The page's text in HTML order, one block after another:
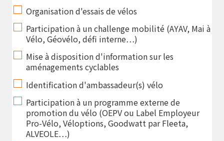
Organisation d'essais de vélos
Participation à un challenge mobilité (AYAV, Mai à
Vélo, Géovélo, défi interne…)
Mise à disposition d'information sur les
aménagements cyclables
Identification d'ambassadeur(s) vélo
Participation à un programme externe de
promotion du vélo (OEPV ou Label Employeur
Pro-Vélo, Véloptions, Goodwatt par Fleeta,
ALVEOLE…)